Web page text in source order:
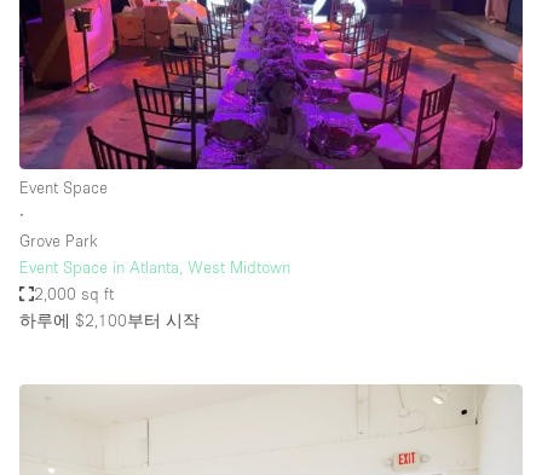
Event Space
∙
Grove Park
Event Space in Atlanta, West Midtown
2,000 sq ft
하루에 $2,100부터 시작